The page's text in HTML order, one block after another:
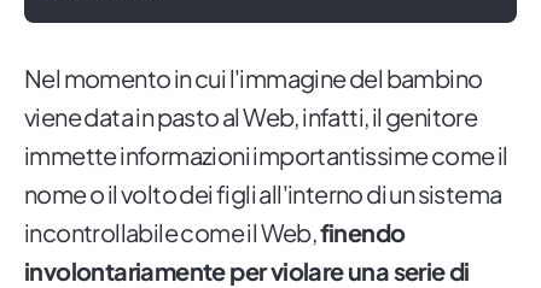
Nel momento in cui l'immagine del bambino
viene data in pasto al Web, infatti, il genitore
immette informazioni importantissime come il
nome o il volto dei figli all'interno di un sistema
incontrollabile come il Web,finendo
involontariamente per violare una serie di